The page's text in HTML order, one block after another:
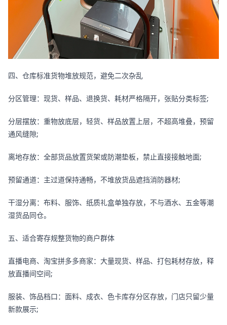
四、仓库标准货物堆放规范，避免二次杂乱
分区管理：现货、样品、退换货、耗材严格隔开，张贴分类标签;
分层摆放：重物放底层，轻货、样品放置上层，不超高堆叠，预留
通风缝隙;
离地存放：全部货品放置货架或防潮垫板，禁止直接接触地面;
预留通道：主过道保持通畅，不堆放货品遮挡消防器材;
干湿分离：布料、服饰、纸质礼盒单独存放，不与酒水、五金等潮
湿货品同仓。
五、适合寄存规整货物的商户群体
直播电商、淘宝拼多多商家：大量现货、样品、打包耗材存放，释
放直播间空间;
服装、饰品档口：面料、成衣、色卡库存分区存放，门店只留少量
新款展示;